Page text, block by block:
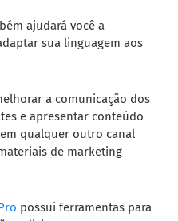
ajudará você a
sua linguagem aos
a comunicação dos
e apresentar conteúdo
qualquer outro canal
de marketing
possui ferramentas para